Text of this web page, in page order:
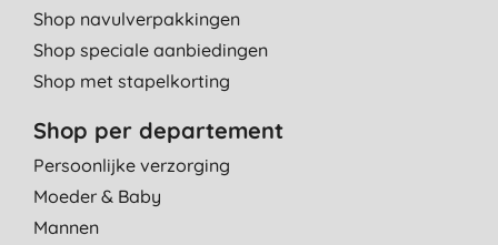
Shop navulverpakkingen
Shop speciale aanbiedingen
Shop met stapelkorting
Shop per departement
Persoonlijke verzorging
Moeder & Baby
Mannen